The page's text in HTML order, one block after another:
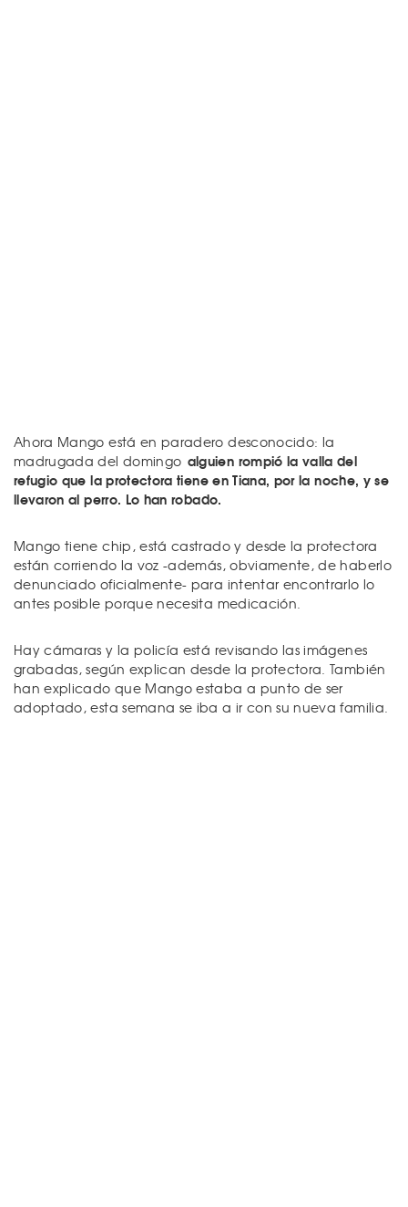
Ahora Mango está en paradero desconocido: la
madrugada del domingo alguien rompió la valla del
refugio que la protectora tiene en Tiana, por la noche, y se
llevaron al perro. Lo han robado.
Mango tiene chip, está castrado y desde la protectora
están corriendo la voz -además, obviamente, de haberlo
denunciado oficialmente- para intentar encontrarlo lo
antes posible porque necesita medicación.
Hay cámaras y la policía está revisando las imágenes
grabadas, según explican desde la protectora. También
han explicado que Mango estaba a punto de ser
adoptado, esta semana se iba a ir con su nueva familia.